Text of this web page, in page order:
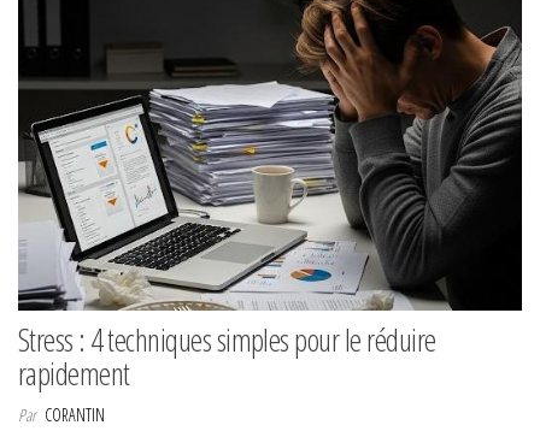
Stress : 4 techniques simples pour le réduire
rapidement
Par CORANTIN